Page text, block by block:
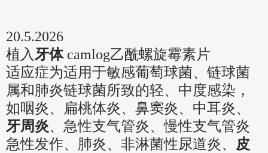
20.5.2026
植入牙体camlog乙酰螺旋霉素片
适应症为适用于敏感葡萄球菌、链球菌
属和肺炎链球菌所致的轻、中度感染，
如咽炎、扁桃体炎、鼻窦炎、中耳炎、
牙周炎、急性支气管炎、慢性支气管炎
急性发作、肺炎、非淋菌性尿道炎、 皮